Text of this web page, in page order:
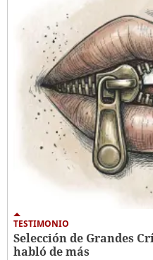
TESTIMONIO
Selección de Grandes
habló de más